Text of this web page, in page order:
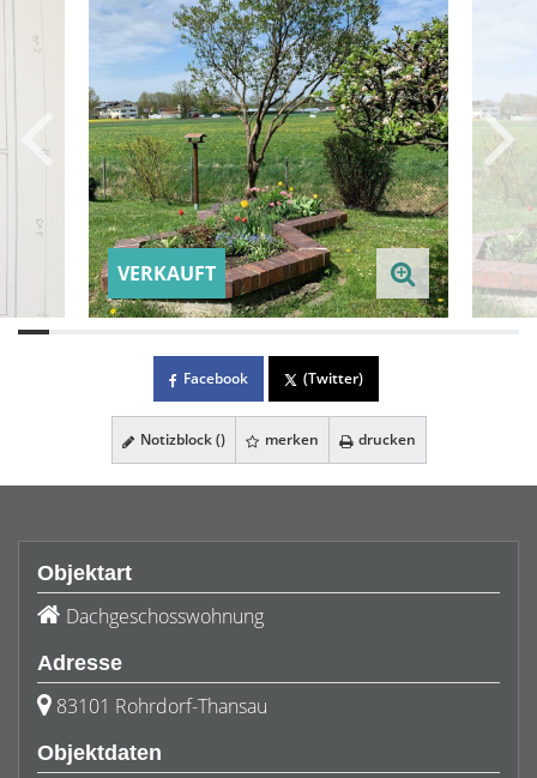
VERKAUFT
Facebook (Twitter)
Notizblock () merken drucken
Objektart
Dachgeschosswohnung
Adresse
83101 Rohrdorf-Thansau
Objektdaten